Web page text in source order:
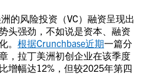
的风险投资（VC）融资呈现出
头强劲，不如说是资本、融资
。 根据Crunchbase近期一篇分
，拉丁美洲初创企业在该季度
增幅达12%，但较2025年第四